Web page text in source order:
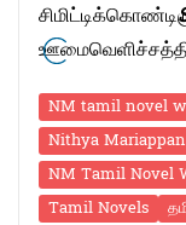
என்பது
நினைவிருந்த
NM tamil novel
Nithya
NM Tamil Novel
Tamil Novels